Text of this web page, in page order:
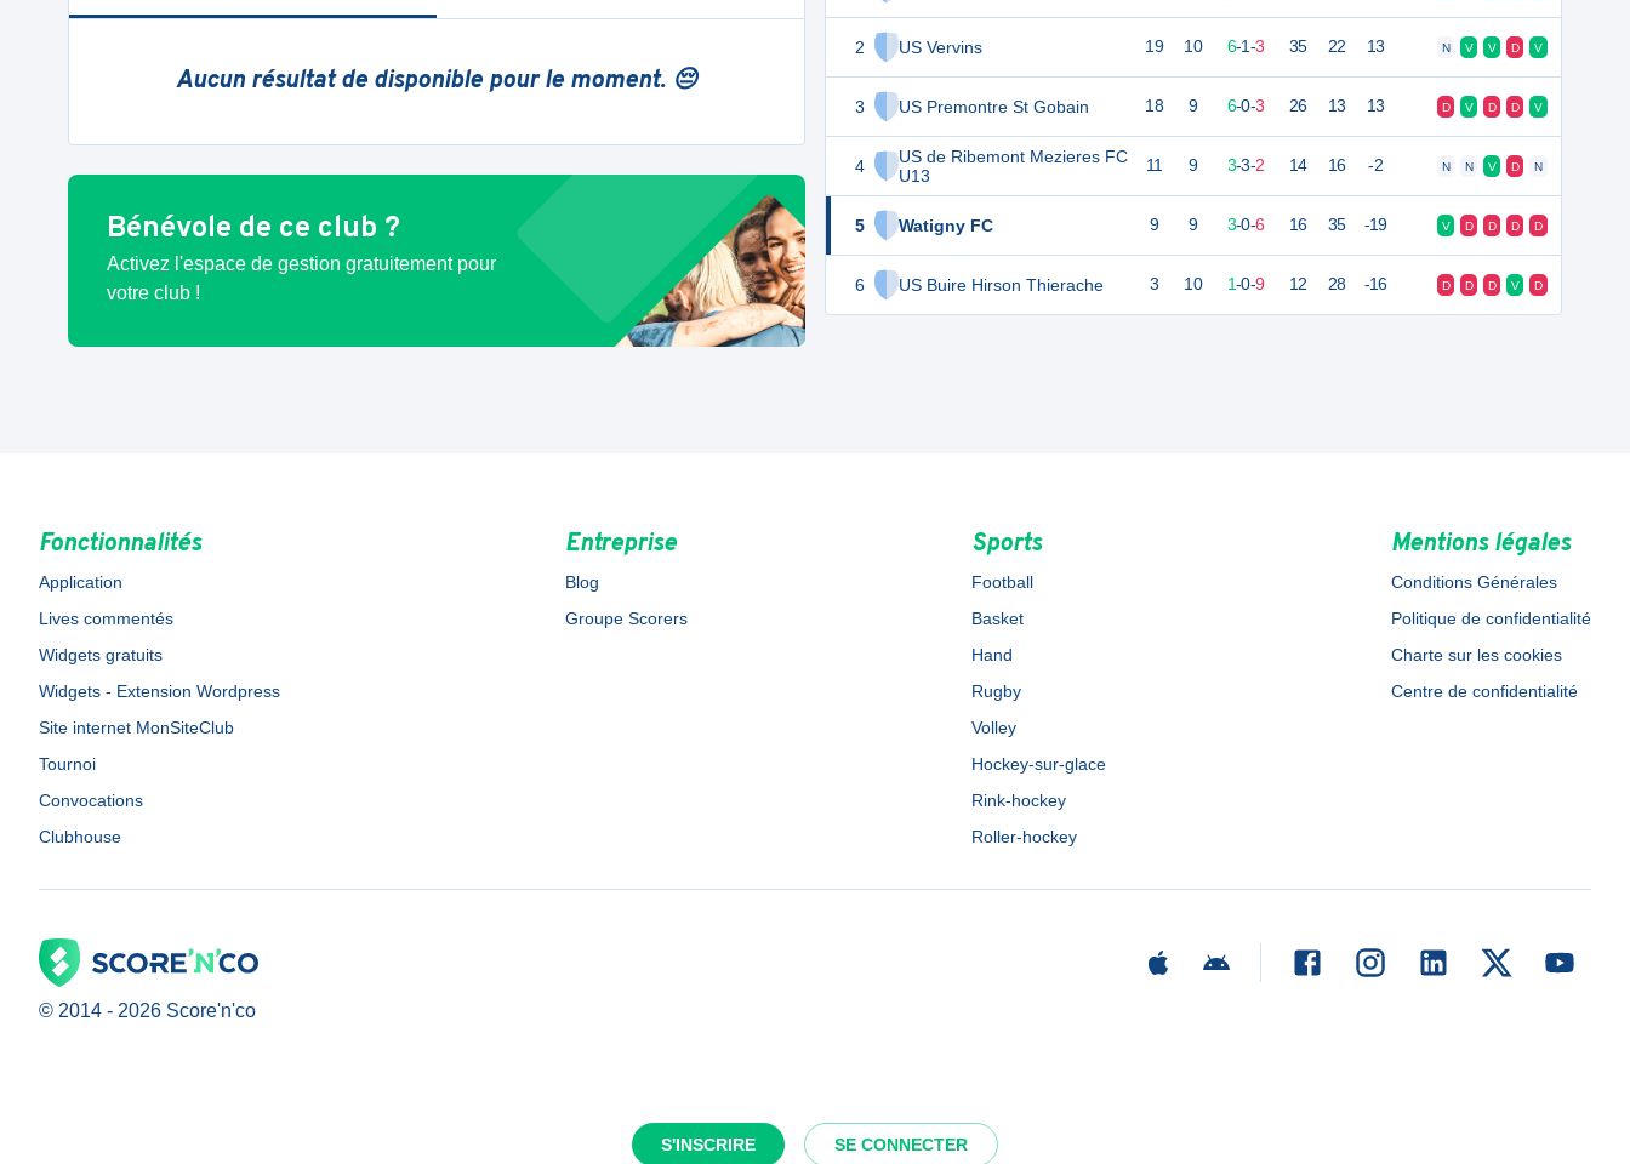
S'INSCRIRE SE CONNECTER
Aucun résultat de disponible pour le moment. 😔
Bénévole de ce club ?
Activez l'espace de gestion gratuitement pour
votre club !
2 US Vervins
3 US Premontre St Gobain
4
US de Ribemont Mezieres FC
U13
5 Watigny FC
6 US Buire Hirson Thierache
19 10 6-1-3 35 22 13 N V V D V
18 9 6-0-3 26 13 13 D V D D V
11 9 3-3-2 14 16 -2 N N V D N
9 9 3-0-6 16 35 -19 V D D D D
3 10 1-0-9 12 28 -16 D D D V D
Fonctionnalités
Application
Lives commentés
Widgets gratuits
Widgets - Extension Wordpress
Site internet MonSiteClub
Tournoi
Convocations
Clubhouse
Entreprise
Blog
Groupe Scorers
Sports
Football
Basket
Hand
Rugby
Volley
Hockey-sur-glace
Rink-hockey
Roller-hockey
Mentions légales
Conditions Générales
Politique de confidentialité
Charte sur les cookies
Centre de confidentialité
© 2014 - 2026 Score'n'co